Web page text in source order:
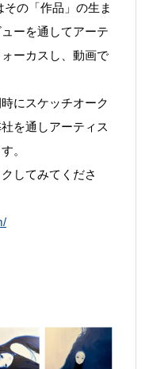
その「作品」の生ま
ーを通してアーテ
ーカスし、動画で
にスケッチオーク
を通しアーティス
。
してみてくださ